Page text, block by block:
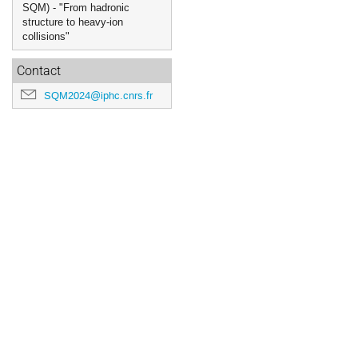
SQM) - "From hadronic
structure to heavy-ion
collisions"
Contact
SQM2024@iphc.cnrs.fr